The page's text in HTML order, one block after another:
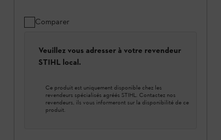
Comparer
Veuillez vous adresser à votre revendeur
STIHL local.
Ce produit est uniquement disponible chez les
revendeurs spécialisés agréés STIHL. Contactez nos
revendeurs, ils vous informeront sur la disponibilité de ce
produit.